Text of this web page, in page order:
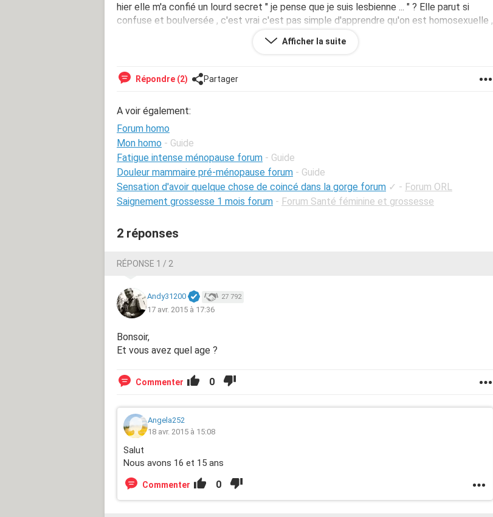
hier elle m'a confié un lourd secret " je pense que je suis lesbienne ... " ? Elle parut si
confuse et boulversée , c'est vrai c'est pas simple d'apprendre qu'on est homosexuelle ,
Afficher la suite
Répondre (2) Partager
A voir également:
Forum homo
Mon homo - Guide
Fatigue intense ménopause forum - Guide
Douleur mammaire pré-ménopause forum - Guide
Sensation d'avoir quelque chose de coincé dans la gorge forum ✓ - Forum ORL
Saignement grossesse 1 mois forum - Forum Santé féminine et grossesse
2 réponses
RÉPONSE 1 / 2
Andy31200 27 792
17 avr. 2015 à 17:36
Bonsoir,
Et vous avez quel age ?
Commenter 0
Angela252
18 avr. 2015 à 15:08
Salut
Nous avons 16 et 15 ans
Commenter 0